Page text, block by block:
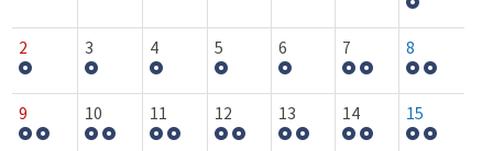
2 3 4 5 6 7 8
9 10 11 12 13 14 15